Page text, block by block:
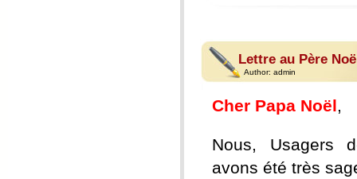
Lettre au Père
Author: admin
Cher Papa Noël,
Nous, Usagers
avons été très